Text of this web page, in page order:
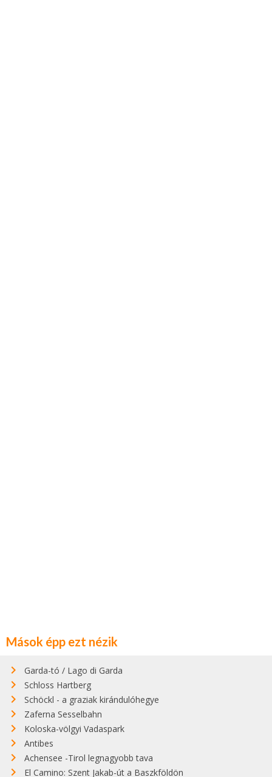
Mások épp ezt nézik
Garda-tó / Lago di Garda
Schloss Hartberg
Schöckl - a graziak kirándulóhegye
Zaferna Sesselbahn
Koloska-völgyi Vadaspark
Antibes
Achensee -Tirol legnagyobb tava
El Camino: Szent Jakab-út a Baszkföldön